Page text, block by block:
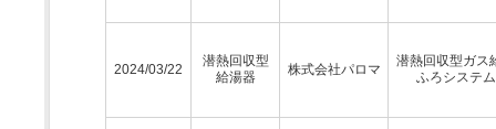
2024/03/22
潜熱回収型
給湯器
株式会社パロマ
潜熱回収型ガス
ふろシステム